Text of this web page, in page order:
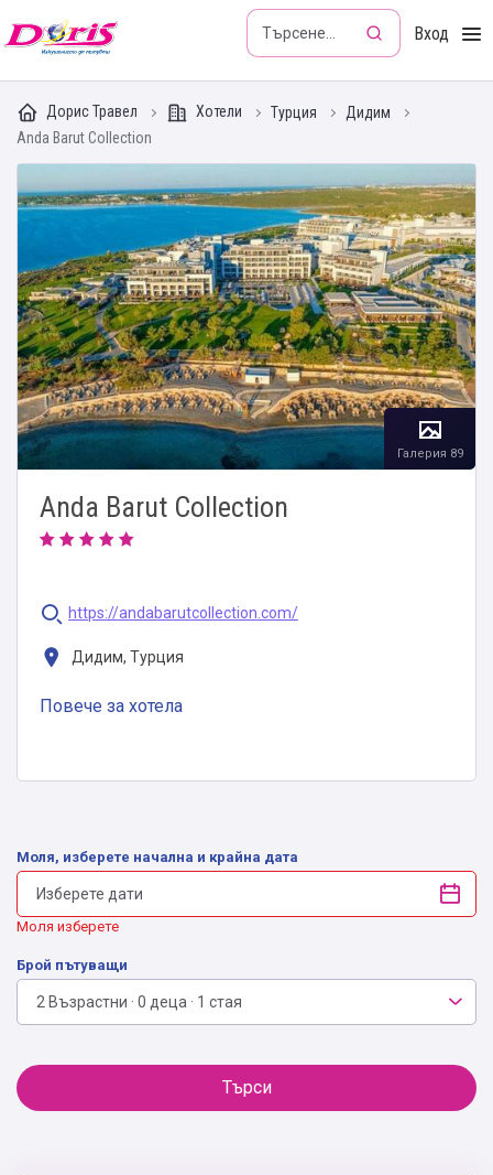
Doris - Изкушението да пътуваш Вход
Дорис Травел Хотели Турция
Дидим
Anda Barut Collection
Anda Barut Collection
https://andabarutcollection.com/
Дидим, Турция
Повече за хотела
Галерия 89
Моля, изберете начална и крайна дата
Моля изберете
Брой пътуващи
2 Възрастни · 0 деца · 1 стая
Търси